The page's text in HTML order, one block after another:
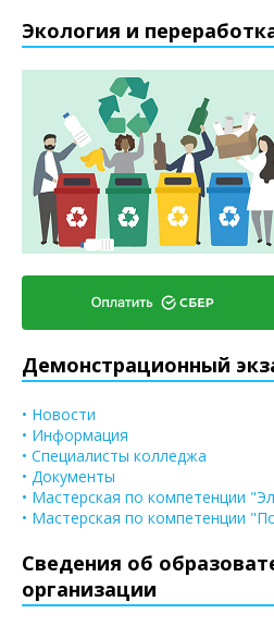
Экология и
Демонстрационный
• Новости
• Информация
• Специалисты колледжа
• Документы
• Мастерская по компетенции
• Мастерская по компетенции
Сведения об
организации